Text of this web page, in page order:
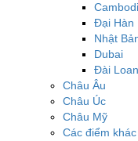
Đại Hàn
Nhật
Dubai
Đài Loan
Châu Âu
Châu Úc
Châu Mỹ
Các điểm khác